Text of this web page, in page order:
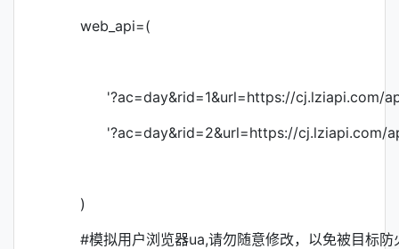
web_api=(
'?ac=day&rid=1&url=https://cj.lziapi.com/
'?ac=day&rid=2&url=https://cj.lziapi.com/
)
#模拟用户浏览器ua,请勿随意修改，以免被目标防